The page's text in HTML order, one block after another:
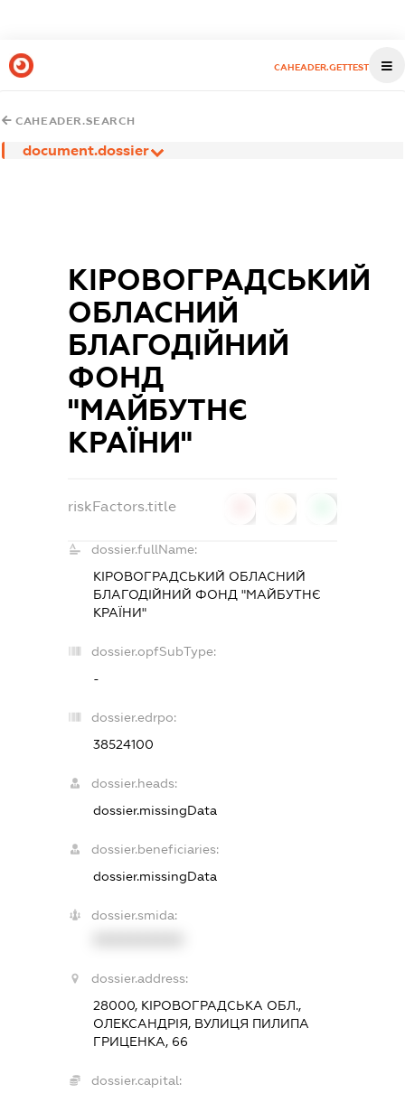
CAHEADER.GETTEST
CAHEADER.SEARCH
document.dossier
КІРОВОГРАДСЬКИЙ
ОБЛАСНИЙ
БЛАГОДІЙНИЙ
ФОНД
"МАЙБУТНЄ
КРАЇНИ"
riskFactors.title
dossier.fullName:
КІРОВОГРАДСЬКИЙ ОБЛАСНИЙ
БЛАГОДІЙНИЙ ФОНД "МАЙБУТНЄ
КРАЇНИ"
dossier.opfSubType:
-
dossier.edrpo:
38524100
dossier.heads:
dossier.missingData
dossier.beneficiaries:
dossier.missingData
dossier.smida:
dossier.address:
28000, КІРОВОГРАДСЬКА ОБЛ.,
ОЛЕКСАНДРІЯ, ВУЛИЦЯ ПИЛИПА
ГРИЦЕНКА, 66
dossier.capital: